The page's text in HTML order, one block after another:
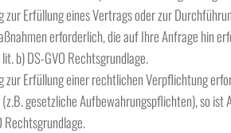
zur Erfüllung eines Vertrags oder zur
erforderlich, die auf Ihre Anfrage hin
b) DS-GVO Rechtsgrundlage.
zur Erfüllung einer rechtlichen Verpflichtung
gesetzliche Aufbewahrungspflichten), so ist
Rechtsgrundlage.